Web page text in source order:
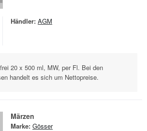
Händler: AGM
20 x 500 ml, MW, per Fl. Bei den
handelt es sich um Nettopreise.
Märzen
Marke: Gösser